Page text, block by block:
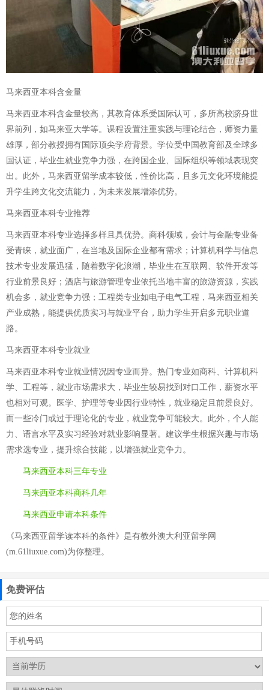
马来西亚本科含金量
马来西亚本科含金量较高，其教育体系受国际认可，多所高校跻身世
界前列，如马来亚大学等。课程设置注重实践与理论结合，师资力量
雄厚，部分教授拥有国际顶尖学府背景。学位受中国教育部及全球多
国认证，毕业生就业竞争力强，在跨国企业、国际组织等领域表现突
出。此外，马来西亚留学成本较低，性价比高，且多元文化环境能提
升学生跨文化交流能力，为未来发展增添优势。
马来西亚本科专业推荐
马来西亚本科专业选择多样且具优势。商科领域，会计与金融专业备
受青睐，就业面广，在当地及国际企业都有需求；计算机科学与信息
技术专业发展迅猛，随着数字化浪潮，毕业生在互联网、软件开发等
行业前景良好；酒店与旅游管理专业依托当地丰富的旅游资源，实践
机会多，就业竞争力强；工程类专业如电子电气工程，马来西亚相关
产业成熟，能提供优质实习与就业平台，助力学生开启多元职业道
路。
马来西亚本科专业就业
马来西亚本科专业就业情况因专业而异。热门专业如商科、计算机科
学、工程等，就业市场需求大，毕业生较易找到对口工作，薪资水平
也相对可观。医学、护理等专业因行业特性，就业稳定且前景良好。
而一些冷门或过于理论化的专业，就业竞争可能较大。此外，个人能
力、语言水平及实习经验对就业影响显著。建议学生根据兴趣与市场
需求选专业，提升综合技能，以增强就业竞争力。
马来西亚本科三年专业
马来西亚本科商科几年
马来西亚申请本科条件
《马来西亚留学读本科的条件》是有教外澳大利亚留学网
(m.61liuxue.com)为你整理。
免费评估